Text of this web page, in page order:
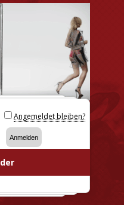
Angemeldet bleiben?